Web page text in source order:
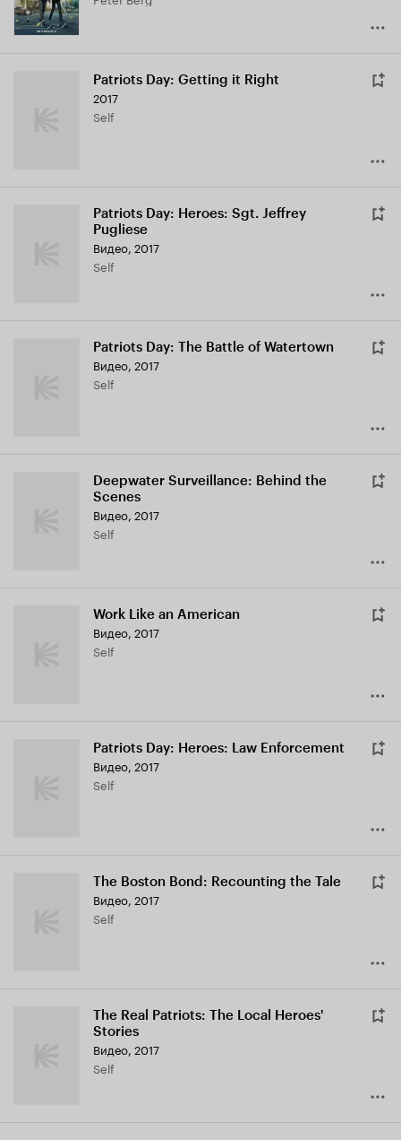
Patriots Day: Getting it Right
2017
Self
Patriots Day: Heroes: Sgt. Jeffrey
Pugliese
Видео, 2017
Self
Patriots Day: The Battle of Watertown
Видео, 2017
Self
Deepwater Surveillance: Behind the
Scenes
Видео, 2017
Self
Work Like an American
Видео, 2017
Self
Patriots Day: Heroes: Law Enforcement
Видео, 2017
Self
The Boston Bond: Recounting the Tale
Видео, 2017
Self
The Real Patriots: The Local Heroes'
Stories
Видео, 2017
Self